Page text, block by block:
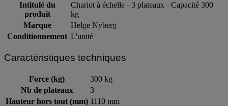
Intitulé du
produit
Chariot à échelle - 3 plateaux - Capacité 300
kg
Marque
Helge Nyberg
Conditionnement L'unité
Caractéristiques techniques
Force (kg)
300 kg
Nb de plateaux
3
Hauteur hors tout (mm) 1110 mm